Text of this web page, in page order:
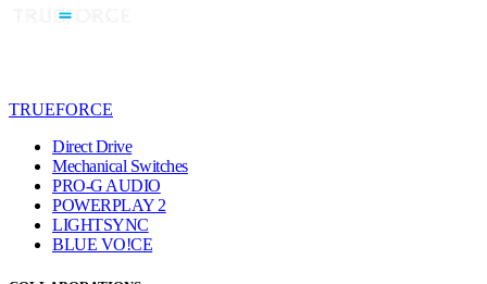
TRUEFORCE
Direct Drive
Mechanical Switches
PRO-G AUDIO
POWERPLAY 2
LIGHTSYNC
BLUE VO!CE